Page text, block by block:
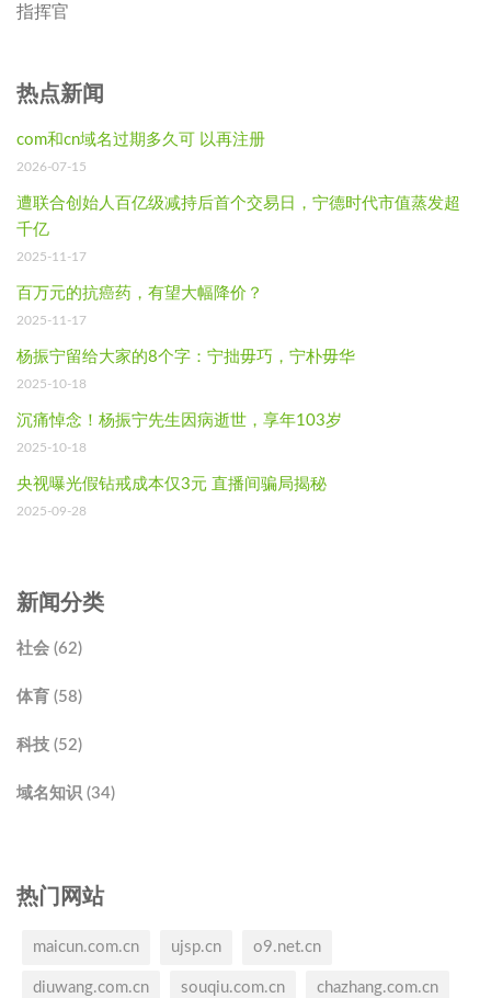
指挥官
热点新闻
com和cn域名过期多久可 以再注册
2026-07-15
遭联合创始人百亿级减持后首个交易日，宁德时代市值蒸发超
千亿
2025-11-17
百万元的抗癌药，有望大幅降价？
2025-11-17
杨振宁留给大家的8个字：宁拙毋巧，宁朴毋华
2025-10-18
沉痛悼念！杨振宁先生因病逝世，享年103岁
2025-10-18
央视曝光假钻戒成本仅3元 直播间骗局揭秘
2025-09-28
新闻分类
社会 (62)
体育 (58)
科技 (52)
域名知识 (34)
热门网站
maicun.com.cn ujsp.cn o9.net.cn
diuwang.com.cn souqiu.com.cn chazhang.com.cn